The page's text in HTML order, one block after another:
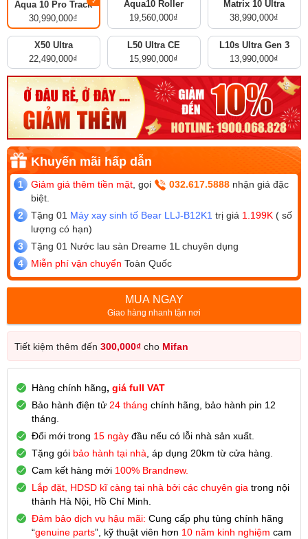
Aqua 10 Pro Track
30,990,000₫
Aqua10 Roller
19,560,000₫
Matrix 10 Ultra
38,990,000₫
X50 Ultra
22,490,000₫
L50 Ultra CE
15,990,000₫
L10s Ultra Gen 3
13,990,000₫
Giảm giá thêm tiền mặt , gọi 032.617.5888 nhận giá đặc
biệt.
Tặng 01 Máy xay sinh tố Bear LLJ-B12K1 trị giá 1.199K ( số
lượng có hạn)
Tặng 01 Nước lau sàn Dreame 1L chuyên dụng
Miễn phí vận chuyển Toàn Quốc
MUA NGAY
Giao hàng nhanh tận nơi
Tiết kiệm thêm đến 300,000₫ cho Mifan
Hàng chính hãng, giá full VAT
Bảo hành điện tử 24 tháng chính hãng, bảo hành pin 12
tháng.
Đổi mới trong 15 ngày đầu nếu có lỗi nhà sản xuất.
Tặng gói bảo hành tại nhà , áp dụng 20km từ cửa hàng.
Cam kết hàng mới 100% Brandnew.
Lắp đặt, HDSD kĩ càng tại nhà bởi các chuyên gia trong nội
thành Hà Nội, Hồ Chí Minh.
Đảm bảo dịch vụ hậu mãi: Cung cấp phụ tùng chính hãng
“genuine parts”, kỹ thuật viên hơn 10 năm kinh nghiệm cam